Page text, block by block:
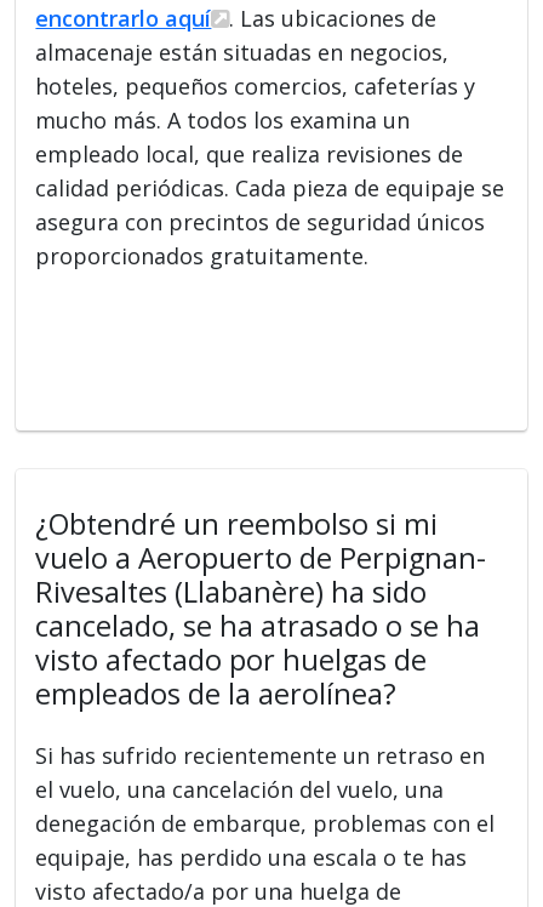
encontrarlo aquí
. Las ubicaciones de
almacenaje están situadas en negocios,
hoteles, pequeños comercios, cafeterías y
mucho más. A todos los examina un
empleado local, que realiza revisiones de
calidad periódicas. Cada pieza de equipaje se
asegura con precintos de seguridad únicos
proporcionados gratuitamente.
¿Obtendré un reembolso si mi
vuelo a Aeropuerto de Perpignan-
Rivesaltes (Llabanère) ha sido
cancelado, se ha atrasado o se ha
visto afectado por huelgas de
empleados de la aerolínea?
Si has sufrido recientemente un retraso en
el vuelo, una cancelación del vuelo, una
denegación de embarque, problemas con el
equipaje, has perdido una escala o te has
visto afectado/a por una huelga de